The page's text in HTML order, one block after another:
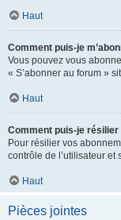
Haut
Comment puis-je
Vous pouvez vous
« S’abonner au forum »
Haut
Comment puis-je
Pour résilier vos
contrôle de l’utilisateur
Haut
Pièces jointes